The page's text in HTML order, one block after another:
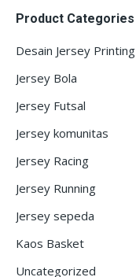
Product Categories
Desain Jersey Printing
Jersey Bola
Jersey Futsal
Jersey komunitas
Jersey Racing
Jersey Running
Jersey sepeda
Kaos Basket
Uncategorized